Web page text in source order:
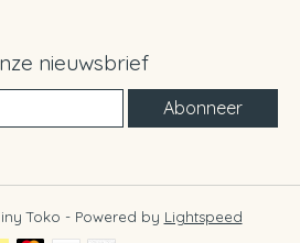
nieuwsbrief
Abonneer
Toko - Powered by Lightspeed